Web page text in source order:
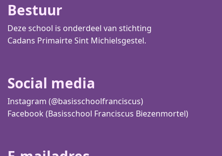
Bestuur
Deze school is onderdeel van stichting
Cadans Primairte Sint Michielsgestel.
Social media
Instagram (@basisschoolfranciscus)
Facebook (Basisschool Franciscus Biezenmortel)